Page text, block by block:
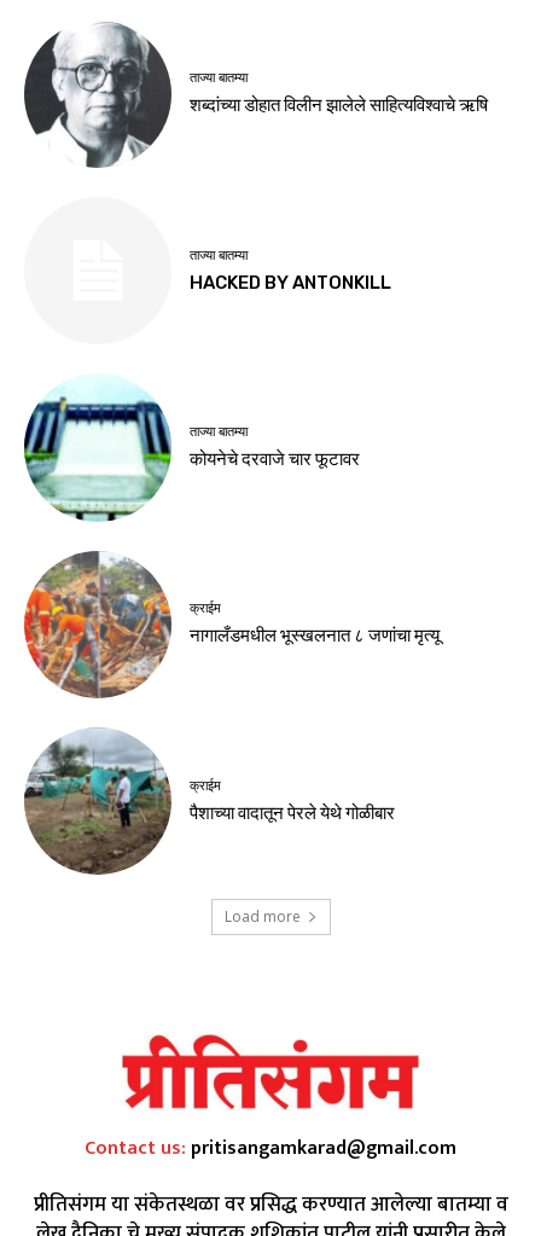
ताज्या बातम्या
शब्दांच्या डोहात विलीन झालेले साहित्यविश्वाचे ऋषि
ताज्या बातम्या
HACKED BY ANTONKILL
ताज्या बातम्या
कोयनेचे दरवाजे चार फूटावर
क्राईम
नागालँडमधील भूस्खलनात ८ जणांचा मृत्यू
क्राईम
पैशाच्या वादातून पेरले येथे गोळीबार
Load more
Contact us: pritisangamkarad@gmail.com
प्रीतिसंगम या संकेतस्थळा वर प्रसिद्ध करण्यात आलेल्या बातम्या व